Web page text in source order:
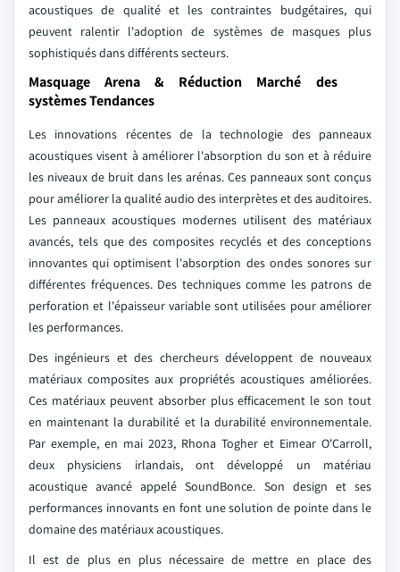
acoustiques de qualité et les contraintes budgétaires, qui
peuvent ralentir l'adoption de systèmes de masques plus
sophistiqués dans différents secteurs.
Masquage Arena & Réduction Marché des
systèmes Tendances
Les innovations récentes de la technologie des panneaux
acoustiques visent à améliorer l'absorption du son et à réduire
les niveaux de bruit dans les arénas. Ces panneaux sont conçus
pour améliorer la qualité audio des interprètes et des auditoires.
Les panneaux acoustiques modernes utilisent des matériaux
avancés, tels que des composites recyclés et des conceptions
innovantes qui optimisent l'absorption des ondes sonores sur
différentes fréquences. Des techniques comme les patrons de
perforation et l'épaisseur variable sont utilisées pour améliorer
les performances.
Des ingénieurs et des chercheurs développent de nouveaux
matériaux composites aux propriétés acoustiques améliorées.
Ces matériaux peuvent absorber plus efficacement le son tout
en maintenant la durabilité et la durabilité environnementale.
Par exemple, en mai 2023, Rhona Togher et Eimear O'Carroll,
deux physiciens irlandais, ont développé un matériau
acoustique avancé appelé SoundBonce. Son design et ses
performances innovants en font une solution de pointe dans le
domaine des matériaux acoustiques.
Il est de plus en plus nécessaire de mettre en place des